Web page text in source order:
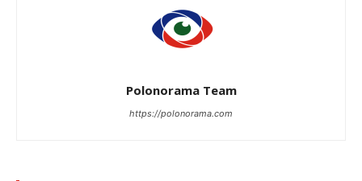
Polonorama Team
https://polonorama.com